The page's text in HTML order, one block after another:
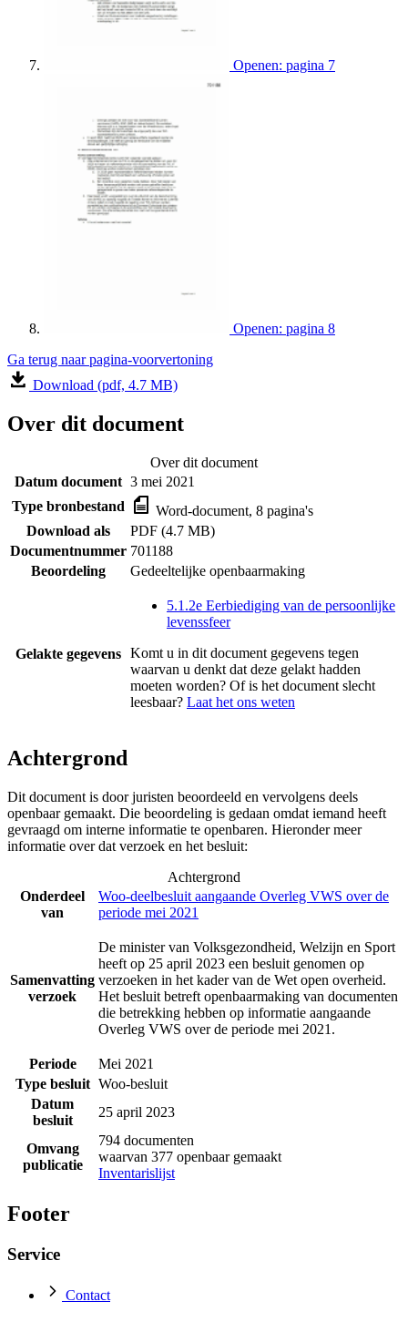
Openen: pagina 7
Openen: pagina 8
Ga terug naar pagina-voorvertoning
Download (pdf, 4.7 MB)
Over dit document
Over dit document
Datum document 3 mei 2021
Type bronbestand
Word-document, 8 pagina's
Download als
PDF (4.7 MB)
Documentnummer 701188
Beoordeling
Gedeeltelijke openbaarmaking
Gelakte gegevens
5.1.2e Eerbiediging van de persoonlijke
levenssfeer
Komt u in dit document gegevens tegen
waarvan u denkt dat deze gelakt hadden
moeten worden? Of is het document slecht
leesbaar? Laat het ons weten
Achtergrond
Dit document is door juristen beoordeeld en vervolgens deels
openbaar gemaakt. Die beoordeling is gedaan omdat iemand heeft
gevraagd om interne informatie te openbaren. Hieronder meer
informatie over dat verzoek en het besluit:
Achtergrond
Onderdeel
van
Woo-deelbesluit aangaande Overleg VWS over de
periode mei 2021
Samenvatting
verzoek
De minister van Volksgezondheid, Welzijn en Sport
heeft op 25 april 2023 een besluit genomen op
verzoeken in het kader van de Wet open overheid.
Het besluit betreft openbaarmaking van documenten
die betrekking hebben op informatie aangaande
Overleg VWS over de periode mei 2021.
Periode
Mei 2021
Type besluit Woo-besluit
Datum
besluit
25 april 2023
Omvang
publicatie
794 documenten
waarvan 377 openbaar gemaakt
Inventarislijst
Footer
Service
Contact